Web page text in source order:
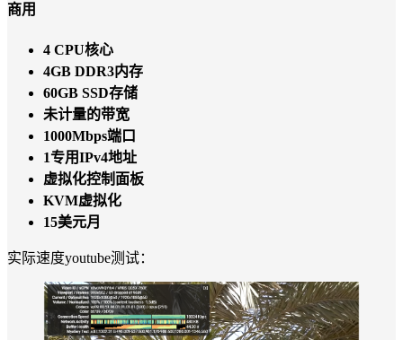
商用
4 CPU核心
4GB DDR3内存
60GB SSD存储
未计量的带宽
1000Mbps端口
1专用IPv4地址
虚拟化控制面板
KVM虚拟化
15美元月
实际速度youtube测试：